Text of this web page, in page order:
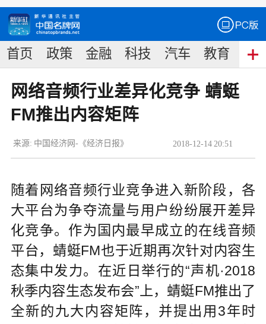
首页 政策 金融 科技 汽车 教育 食
网络音频行业差异化竞争 蜻蜓
FM推出内容矩阵
2018-12-14 20:51
来源: 中国经济网-《经济日报》
随着网络音频行业竞争进入新阶段，各
大平台为争夺流量与用户纷纷展开差异
化竞争。作为国内最早成立的在线音频
平台，蜻蜓FM也于近期再次针对内容生
态集中发力。在近日举行的“声机·2018
秋季内容生态发布会”上，蜻蜓FM推出了
全新的九大内容矩阵，并提出用3年时